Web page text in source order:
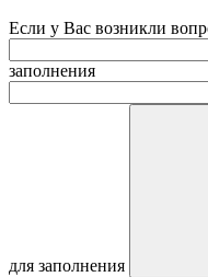
Если у Вас возникли
заполнения
для заполнения